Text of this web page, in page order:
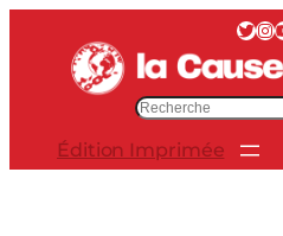
contenu
Twitter Instagram
Édition Imprimée